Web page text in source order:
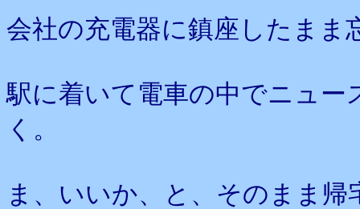
会社の充電器に鎮座したまま
駅に着いて電車の中でニュ
く。
ま、いいか、と、そのまま